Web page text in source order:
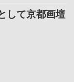
して京都画壇